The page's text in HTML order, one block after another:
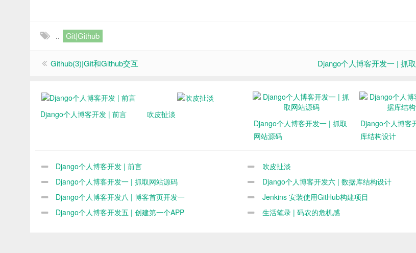
.. Git|Github
Github(3)|Git和Github交互 Django个人博客开发一 | 抓
Django个人博客开发 | 前言
吹皮扯淡
Django个人博客开发一 | 抓取
网站源码
Django个人博客
库结构设计
Django个人博客开发 | 前言
吹皮扯淡
Django个人博客开发一 | 抓取网站源码
Django个人博客开发六 | 数据库结构设计
Django个人博客开发八 | 博客首页开发一
Jenkins 安装使用GitHub构建项目
Django个人博客开发五 | 创建第一个APP
生活笔录 | 码农的危机感